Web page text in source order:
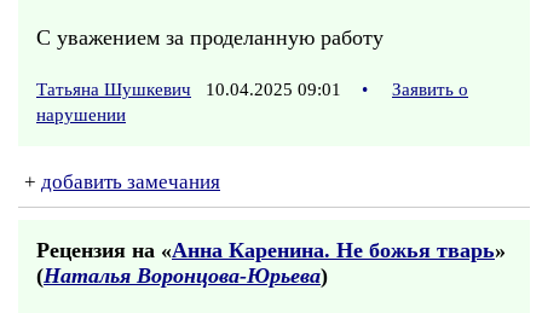
С уважением за проделанную работу
Татьяна Шушкевич 10.04.2025 09:01 •
Заявить о
нарушении
+ добавить замечания
Рецензия на «Анна Каренина. Не божья тварь»
(Наталья Воронцова-Юрьева)